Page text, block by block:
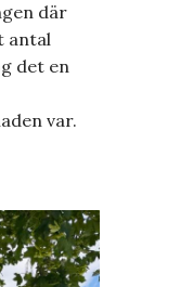
där
antal
det en
var.